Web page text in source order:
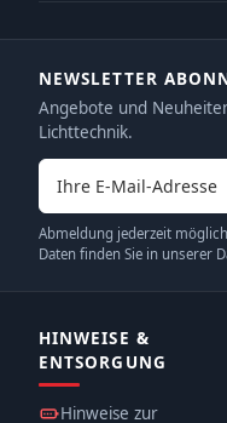
NEWSLETTER
Angebote und
Lichttechnik.
E-Mail-Adresse
Abmeldung jederzeit
Daten finden Sie in unserer
HINWEISE &
ENTSORGUNG
Hinweise zur